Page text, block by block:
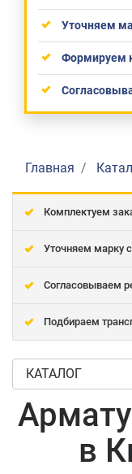
Уточняем
Формируем
Главная
Комплектуем
Уточняем марку
Согласовываем
Подбираем
КАТАЛОГ
в